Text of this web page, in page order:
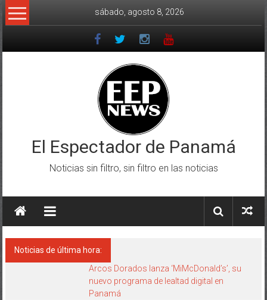
Saltar
al
sábado, agosto 8, 2026
El Espectador de Panamá
Noticias sin filtro, sin filtro en las noticias
Noticias de última hora:
Arcos Dorados lanza ‘MiMcDonald’s’, su
nuevo programa de lealtad digital en
Panamá